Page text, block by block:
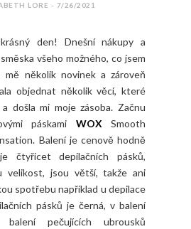
LORE - 7/26/2021
den! Dnešní nákupy a
všeho možného, co jsem
mě několik novinek a zároveň
objednat několik věcí, které
došla mi moje zásoba. Začnu
páskami WOX Smooth
Balení je cenově hodně
čtyřicet depilačních pásků,
velikost, jsou větší, takže ani
spotřebu například u depilace
pásků je černá, v balení
pečujících ubrousků